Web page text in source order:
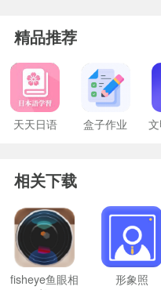
精品推荐
天天日语 盒子作业
相关下载
fisheye鱼眼相
形象照